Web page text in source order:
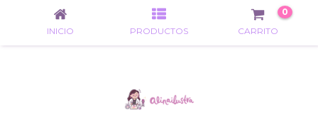
INICIO PRODUCTOS CARRITO
0